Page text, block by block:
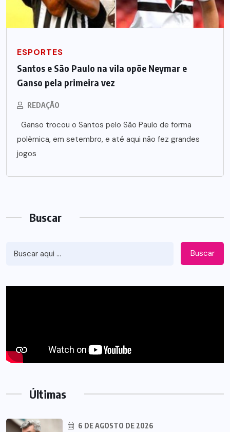
ESPORTES
Santos e São Paulo na vila opõe Neymar e
Ganso pela primeira vez
REDAÇÃO
Ganso trocou o Santos pelo São Paulo de forma
polêmica, em setembro, e até aqui não fez grandes
jogos
Buscar
Buscar
Últimas
6 DE AGOSTO DE 2026